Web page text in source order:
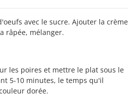
avec le sucre. Ajouter la crème
râpée, mélanger.
les poires et mettre le plat sous le
5-10 minutes, le temps qu'il
dorée.